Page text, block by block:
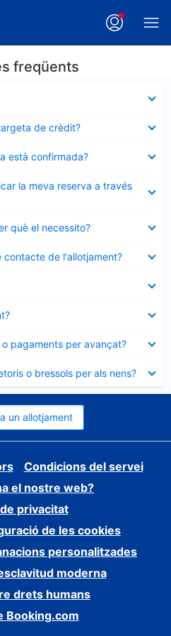
freqüents
de crèdit?
està confirmada?
la meva reserva a través
què el necessito?
de l'allotjament?
o pagaments per avançat?
o bressols per als nens?
un allotjament
Condicions del servei
el nostre web?
privacitat
de les cookies
personalitzades
moderna
drets humans
Booking.com